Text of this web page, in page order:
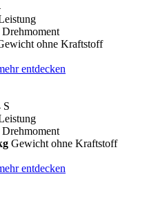
Drehmoment
ohne Kraftstoff
entdecken
S
Drehmoment
Gewicht ohne Kraftstoff
entdecken